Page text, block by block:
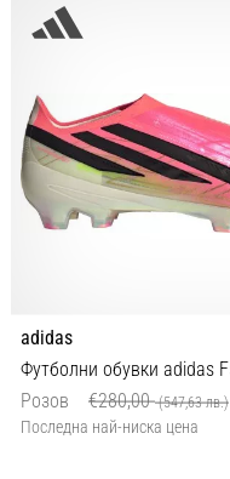
adidas
Розов
€280,00(547,63 лв.)
Последна най-ниска цена